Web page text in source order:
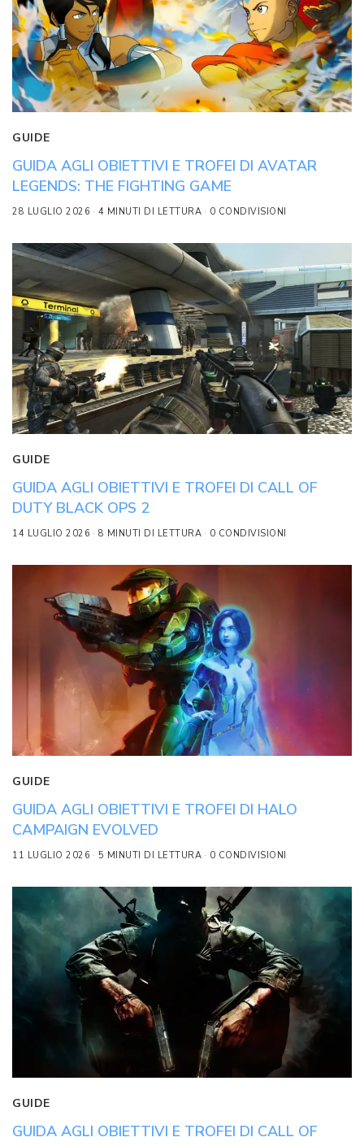
GUIDE
GUIDA AGLI OBIETTIVI E TROFEI DI AVATAR
LEGENDS: THE FIGHTING GAME
28 LUGLIO 2026 4 MINUTI DI LETTURA 0 CONDIVISIONI
GUIDE
GUIDA AGLI OBIETTIVI E TROFEI DI CALL OF
DUTY BLACK OPS 2
14 LUGLIO 2026 8 MINUTI DI LETTURA 0 CONDIVISIONI
GUIDE
GUIDA AGLI OBIETTIVI E TROFEI DI HALO
CAMPAIGN EVOLVED
11 LUGLIO 2026 5 MINUTI DI LETTURA 0 CONDIVISIONI
GUIDE
GUIDA AGLI OBIETTIVI E TROFEI DI CALL OF